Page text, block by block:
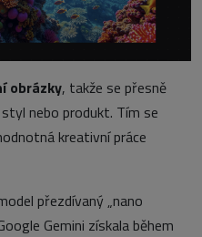
obrázky, takže se přesně
nebo produkt. Tím se
kreativní práce
přezdívaný „nano
Gemini získala během